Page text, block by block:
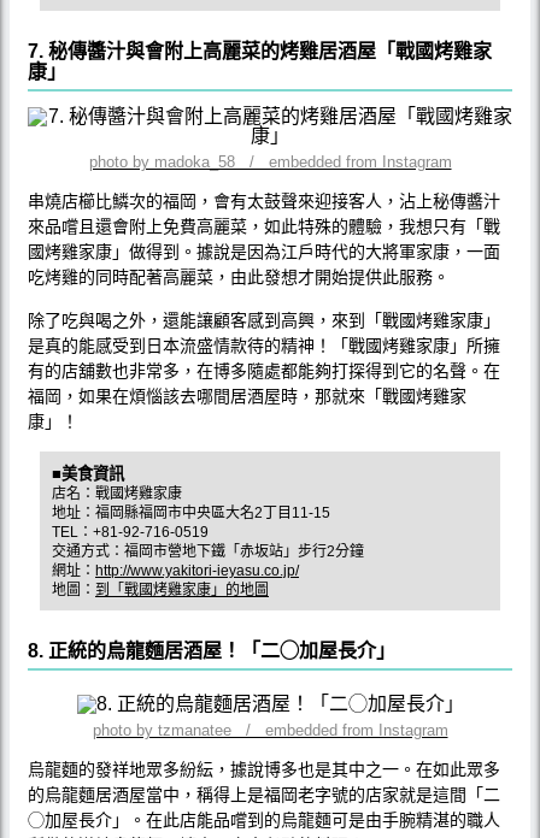
7. 秘傳醬汁與會附上高麗菜的烤雞居酒屋「戰國烤雞家
康」
photo by madoka_58 / embedded from Instagram
串燒店櫛比鱗次的福岡，會有太鼓聲來迎接客人，沾上秘傳醬汁
來品嚐且還會附上免費高麗菜，如此特殊的體驗，我想只有「戰
國烤雞家康」做得到。據說是因為江戶時代的大將軍家康，一面
吃烤雞的同時配著高麗菜，由此發想才開始提供此服務。
除了吃與喝之外，還能讓顧客感到高興，來到「戰國烤雞家康」
是真的能感受到日本流盛情款待的精神！「戰國烤雞家康」所擁
有的店舖數也非常多，在博多隨處都能夠打探得到它的名聲。在
福岡，如果在煩惱該去哪間居酒屋時，那就來「戰國烤雞家
康」！
■美食資訊
店名：戰國烤雞家康
地址：福岡縣福岡市中央區大名2丁目11-15
TEL：+81-92-716-0519
交通方式：福岡市營地下鐵「赤坂站」步行2分鐘
網址： http://www.yakitori-ieyasu.co.jp/
地圖： 到「戰國烤雞家康」的地圖
8. 正統的烏龍麵居酒屋！「二◯加屋長介」
photo by tzmanatee / embedded from Instagram
烏龍麵的發祥地眾多紛紜，據說博多也是其中之一。在如此眾多
的烏龍麵居酒屋當中，稱得上是福岡老字號的店家就是這間「二
◯加屋長介」。在此店能品嚐到的烏龍麵可是由手腕精湛的職人